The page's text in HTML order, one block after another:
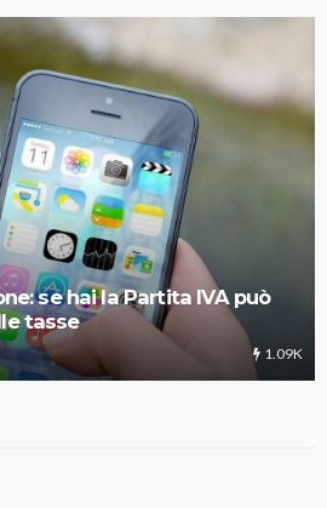
se hai la Partita IVA può
tasse
1.09K